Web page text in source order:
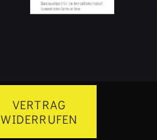
VERTRAG
WIDERRUFEN